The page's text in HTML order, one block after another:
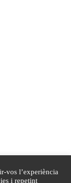
vos l’experiència
i repetint